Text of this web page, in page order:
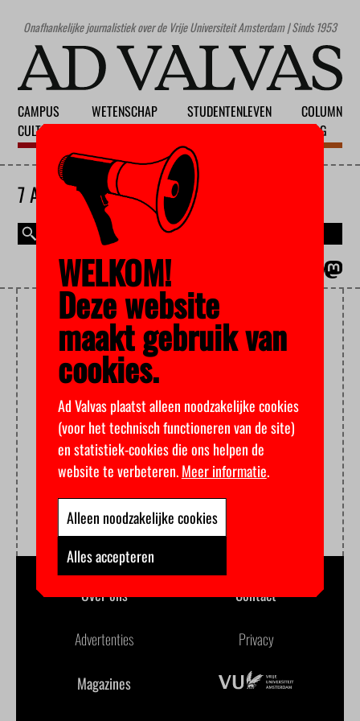
Onafhankelijke journalistiek over de Vrije Universiteit Amsterdam | Sinds 1953
CAMPUS
CULTUUR
WETENSCHAP
STUDENTENLEVEN
COLUMN
BLOG
7 AUGUSTUS 2026
VUSIONAIR
Over ons Contact
Advertenties Privacy
Magazines
WELKOM!
Deze website
maakt gebruik van
cookies.
Ad Valvas plaatst alleen noodzakelijke cookies
(voor het technisch functioneren van de site)
en statistiek-cookies die ons helpen de
website te verbeteren.Meer informatie.
Alleen noodzakelijke cookies
Alles accepteren